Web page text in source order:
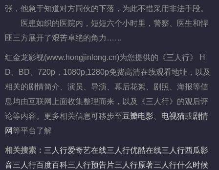
张，他急于知道对方同伙的下落，为此不惜采用非法手段。
医患如织的医院内，短短六个小时里，警察、医生和悍
匪三方展开了艰苦卓绝的角力……
红金龙影视(www.hongjinlong.cn)为您提供的《三人行》 H
D、BD、720p，1080p,1280p免费高清在线观看地址，以及
相关的剧情简介、演员、导演、幕后花絮、剧照、海报等信
息均由互联网上面收集整理而来，以及《三人行》的观后评
论等内容。更多相关信息可移步至豆瓣电影 电视猫或剧情
网 等平台了解
相关搜索： 三人行爱奇艺在线三人行优酷在线三人行西瓜影
音三人行百度百科三人行预告片三人行原著三人行什么时候